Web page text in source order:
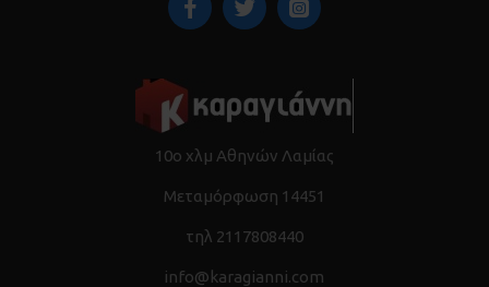
10ο χλμ Αθηνών Λαμίας
Μεταμόρφωση 14451
τηλ 2117808440
info@karagianni.com